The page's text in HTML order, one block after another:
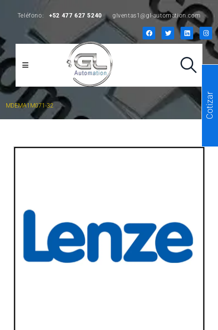
Teléfono: +52 477 627 5240 glventas1@gl-automation.com
MDEMA1M071-32 Cotizar